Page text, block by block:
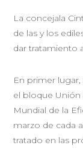
La concejala
de las y los
dar tratamiento
En primer
el bloque Unión
Mundial de la
marzo de cada
tratado en las